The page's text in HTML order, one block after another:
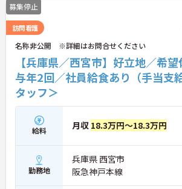
募集停止
訪問看護
名称非公開 ※詳細はお問合せください
【兵庫県／西宮市】好立地／希
与年2回／社員給食あり（手当支
タッフ＞
給料 月収 18.3万円～18.3万円
勤務地
兵庫県 西宮市
阪急神戸本線